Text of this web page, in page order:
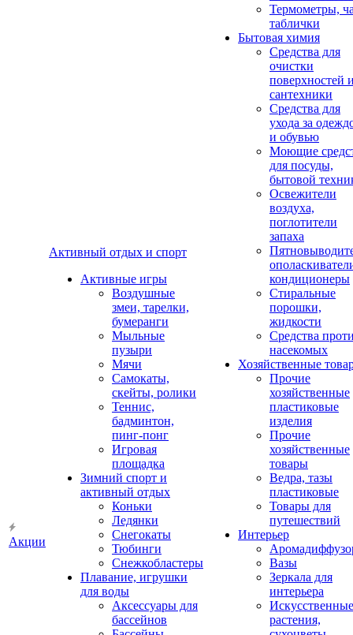
Акции
Активный отдых и спорт
Активные игры
Воздушные
змеи, тарелки,
бумеранги
Мыльные
пузыри
Мячи
Самокаты,
скейты, ролики
Теннис,
бадминтон,
пинг-понг
Игровая
площадка
Зимний спорт и
активный отдых
Коньки
Ледянки
Снегокаты
Тюбинги
Снежкобластеры
Плавание, игрушки
для воды
Аксессуары для
бассейнов
Термометры,
таблички
Бытовая химия
Средства для
очистки
поверхностей
сантехники
Средства для
ухода за
и обувью
Моющие
для посуды,
бытовой
Освежители
воздуха,
поглотители
запаха
кондиционеры
Стиральные
порошки,
жидкости
Средства
насекомых
Хозяйственные
Прочие
хозяйственные
пластиковые
изделия
Прочие
хозяйственные
товары
Ведра, тазы
пластиковые
Товары для
путешествий
Интерьер
Вазы
Зеркала для
интерьера
Искусственные
растения,